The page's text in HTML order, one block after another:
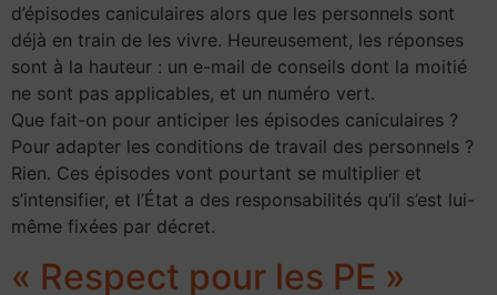
d’épisodes caniculaires alors que les personnels sont
déjà en train de les vivre. Heureusement, les réponses
sont à la hauteur : un e-mail de conseils dont la moitié
ne sont pas applicables, et un numéro vert.
Que fait-on pour anticiper les épisodes caniculaires ?
Pour adapter les conditions de travail des personnels ?
Rien. Ces épisodes vont pourtant se multiplier et
s’intensifier, et l’État a des responsabilités qu’il s’est lui-
même fixées par décret.
« Respect pour les PE »